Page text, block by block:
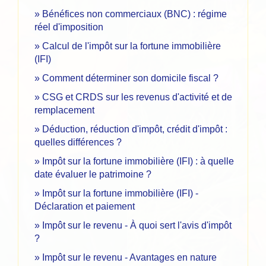
Bénéfices non commerciaux (BNC) : régime
réel d'imposition
Calcul de l'impôt sur la fortune immobilière
(IFI)
Comment déterminer son domicile fiscal ?
CSG et CRDS sur les revenus d'activité et de
remplacement
Déduction, réduction d'impôt, crédit d'impôt :
quelles différences ?
Impôt sur la fortune immobilière (IFI) : à quelle
date évaluer le patrimoine ?
Impôt sur la fortune immobilière (IFI) -
Déclaration et paiement
Impôt sur le revenu - À quoi sert l'avis d'impôt
?
Impôt sur le revenu - Avantages en nature